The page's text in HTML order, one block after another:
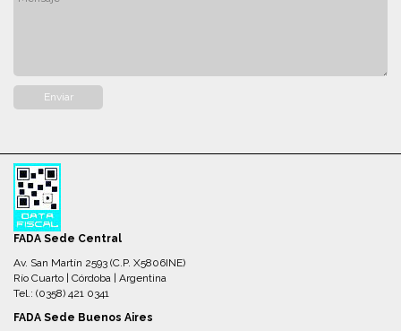
FADA Sede Central
Av. San Martín 2593 (C.P. X5806INE)
Río Cuarto | Córdoba | Argentina
Tel.: (0358) 421 0341
FADA Sede Buenos Aires